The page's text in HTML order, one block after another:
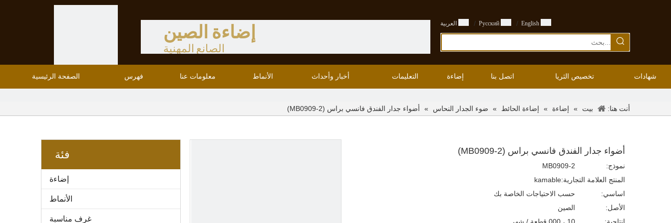
إضاءة الصين
الصانع المهنية
English
/
Pусский
/ العربية
شهادات تخصيص الثريا اتصل بنا إضاءة التعليمات أخبار وأحداث الأنماط معلومات عنا فهرس الصفحة الرئيسية
أنت هنا: بيت » إضاءة » إضاءة الحائط » ضوء الجدار النحاس » أضواء جدار الفندق فانسي براس (MB0909-2)
فئة
إضاءة
الأنماط
غرف مناسبة
أضواء جدار الفندق فانسي براس (MB0909-2)
نموذج:
MB0909-2
المنتج العلامة التجارية:kamable
اساسي:
حسب الاحتياجات الخاصة بك
الأصل:
الصين